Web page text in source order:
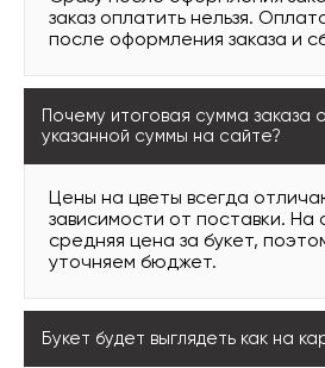
заказ оплатить нельзя.
после оформления заказа и
Почему итоговая сумма заказа
указанной суммы на сайте?
Цены на цветы всегда
зависимости от поставки. На
средняя цена за букет,
уточняем бюджет.
Букет будет выглядеть как на